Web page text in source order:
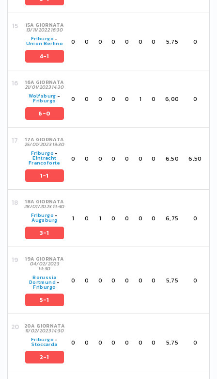
15A GIORNATA
13/11/2022 16:30
Friburgo -
Union Berlino
4-1
0 0 0 0 0 0 0 5,75 0
16A GIORNATA
21/01/2023 14:30
Wolfsburg -
Friburgo
6-0
0 0 0 0 0 1 0 6,00 0
17A GIORNATA
25/01/2023 19:30
Friburgo -
Eintracht
Francoforte
1-1
0 0 0 0 0 0 0 6,50 6,50
18A GIORNATA
28/01/2023 14:30
Friburgo -
Augsburg
3-1
1 0 1 0 0 0 0 6,75 0
19A GIORNATA
04/02/2023
14:30
Borussia
Dortmund-
Friburgo
5-1
0 0 0 0 0 0 0 5,75 0
20A GIORNATA
11/02/2023 14:30
Friburgo -
Stoccarda
2-1
0 0 0 0 0 0 0 5,75 0